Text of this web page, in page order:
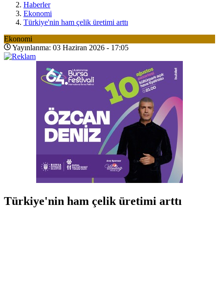
Haberler
Ekonomi
Türkiye'nin ham çelik üretimi arttı
Ekonomi
Yayınlanma: 03 Haziran 2026 - 17:05
Türkiye'nin ham çelik üretimi arttı